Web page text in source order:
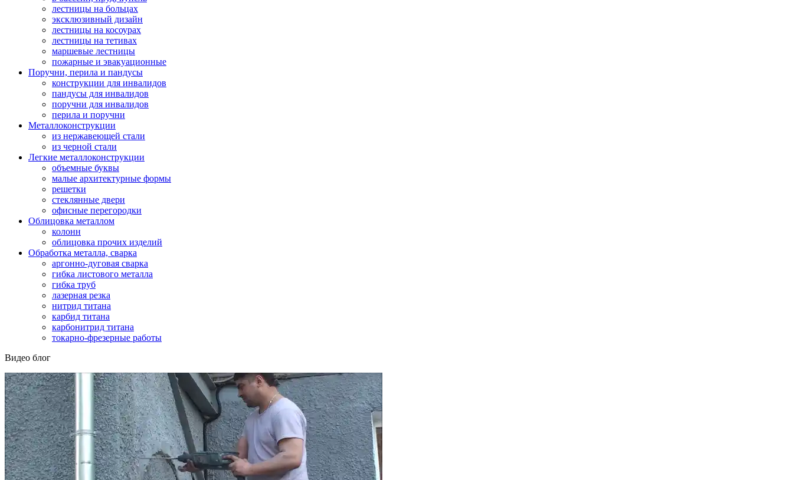
лестницы на больцах
эксклюзивный дизайн
лестницы на косоурах
лестницы на тетивах
маршевые лестницы
пожарные и эвакуационные
Поручни, перила и пандусы
конструкции для инвалидов
пандусы для инвалидов
поручни для инвалидов
перила и поручни
Металлоконструкции
из нержавеющей стали
из черной стали
Легкие металлоконструкции
объемные буквы
малые архитектурные формы
решетки
стеклянные двери
офисные перегородки
Облицовка металлом
колонн
облицовка прочих изделий
Обработка металла, сварка
аргонно-дуговая сварка
гибка листового металла
гибка труб
лазерная резка
нитрид титана
карбид титана
карбонитрид титана
токарно-фрезерные работы
Видео блог